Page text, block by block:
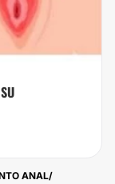
ANAL